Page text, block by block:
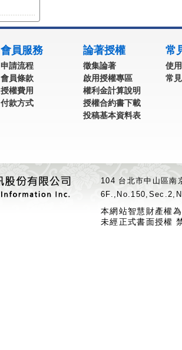
會員服務
申請流程
會員條款
授權費用
付款方式
論著授權
徵集論著
啟用授權專區
權利金計算說明
授權合約書下載
投稿基本資料表
常
使
常
104 台北市中山區
本網站智慧財產權
未經正式書面授權